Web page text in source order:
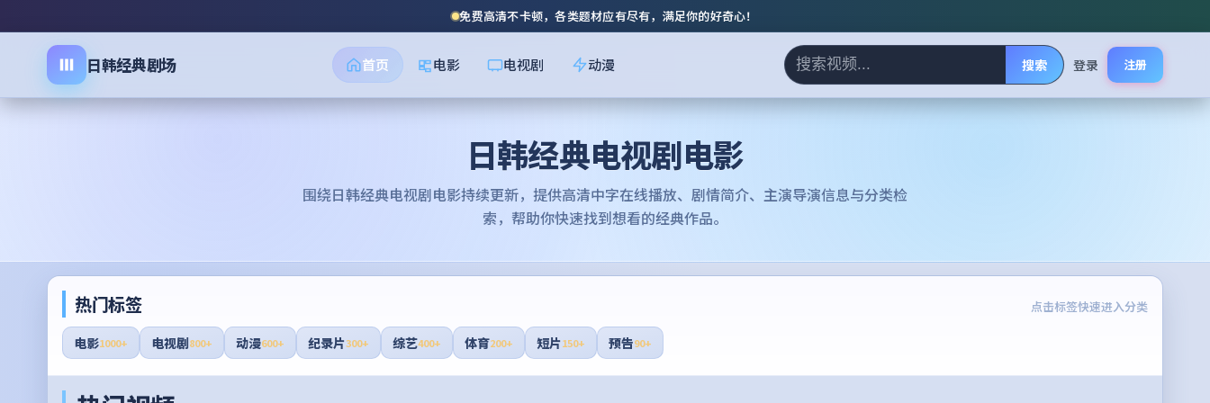
免费高清不卡顿，各类题材应有尽有，满足你的好奇心！
日韩经典剧场 首页 电影 电视剧 动漫 搜索 登录 注册
日韩经典电视剧电影
围绕日韩经典电视剧电影持续更新，提供高清中字在线播放、剧情简介、主演导演信息与分类检
索，帮助你快速找到想看的经典作品。
热门标签 点击标签快速进入分类
电影1000+ 电视剧800+ 动漫600+ 纪录片300+ 综艺400+ 体育200+ 短片150+ 预告90+